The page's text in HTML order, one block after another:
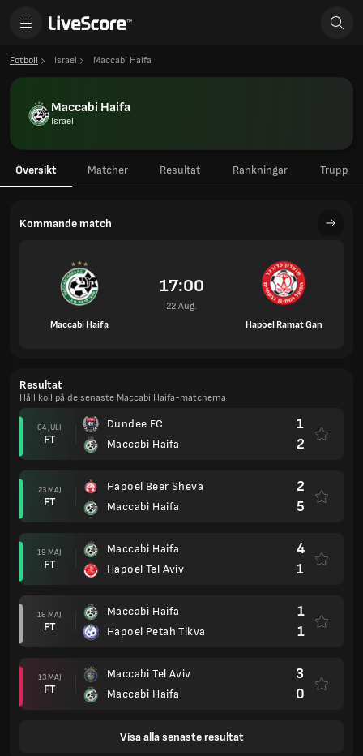
Fotboll Israel Maccabi Haifa
Maccabi Haifa
Israel
Översikt Matcher Resultat Rankningar Trupp
Kommande match
Maccabi Haifa
17:00
22 Aug.
Hapoel Ramat Gan
Resultat
Håll koll på de senaste Maccabi Haifa-matcherna
04 JULI
FT
Dundee FC
Maccabi Haifa
1
2
23 MAJ
FT
Hapoel Beer Sheva
Maccabi Haifa
2
5
19 MAJ
FT
Maccabi Haifa
Hapoel Tel Aviv
4
1
16 MAJ
FT
Maccabi Haifa
Hapoel Petah Tikva
1
1
13 MAJ
FT
Maccabi Tel Aviv
Maccabi Haifa
3
0
Visa alla senaste resultat